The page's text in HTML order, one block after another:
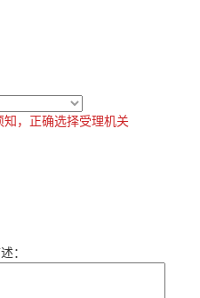
，正确选择受理机关
：